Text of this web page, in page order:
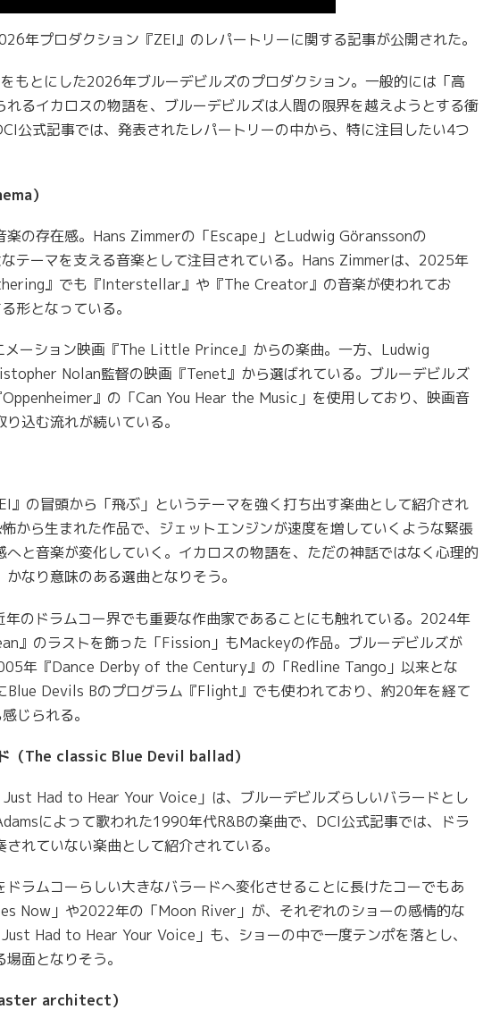
年プロダクション『ZEI』のレパートリーに関する記事が公開された。
もとにした2026年ブルーデビルズのプロダクション。一般的には「高
るイカロスの物語を、ブルーデビルズは人間の限界を越えようとする衝
公式記事では、発表されたレパートリーの中から、特に注目したい4つ
）
楽の存在感。Hans Zimmerの「Escape」とLudwig Göranssonの
テーマを支える音楽として注目されている。Hans Zimmerは、2025年
』でも『Interstellar』や『The Creator』の音楽が使われてお
形となっている。
ーション映画『The Little Prince』からの楽曲。一方、Ludwig
Nolan監督の映画『Tenet』から選ばれている。ブルーデビルズ
』の「Can You Hear the Music」を使用しており、映画音
込む流れが続いている。
の冒頭から「飛ぶ」というテーマを強く打ち出す楽曲として紹介され
から生まれた作品で、ジェットエンジンが速度を増していくような緊張
と音楽が変化していく。イカロスの物語を、ただの神話ではなく心理的
なり意味のある選曲となりそう。
のドラムコー界でも重要な作曲家であることにも触れている。2024年
』のラストを飾った「Fission」もMackeyの作品。ブルーデビルズが
年『Dance Derby of the Century』の「Redline Tango」以来とな
Devils Bのプログラム『Flight』でも使われており、約20年を経て
じられる。
（The classic Blue Devil ballad）
Had to Hear Your Voice」は、ブルーデビルズらしいバラードとし
によって歌われた1990年代R&Bの楽曲で、DCI公式記事では、ドラ
れていない楽曲として紹介されている。
ラムコーらしい大きなバラードへ変化させることに長けたコーでもあ
Now」や2022年の「Moon River」が、それぞれのショーの感情的な
Had to Hear Your Voice」も、ショーの中で一度テンポを落とし、
面となりそう。
architect）